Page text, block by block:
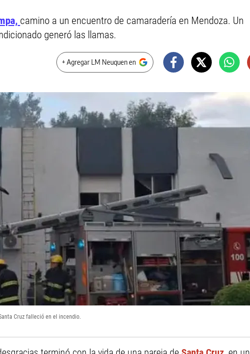
camino a un encuentro de camaradería en Mendoza. Un
generó las llamas.
+ Agregar LM Neuquen en
Cruz falleció en el incendio.